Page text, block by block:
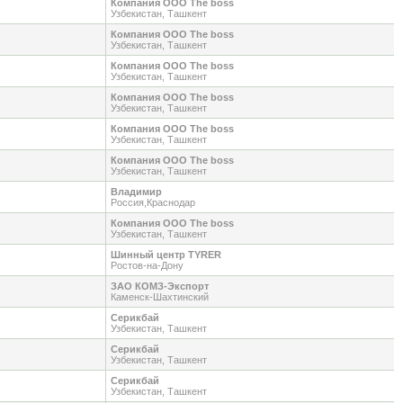
Компания ООО The boss
Узбекистан, Ташкент
Компания ООО The boss
Узбекистан, Ташкент
Компания ООО The boss
Узбекистан, Ташкент
Компания ООО The boss
Узбекистан, Ташкент
Компания ООО The boss
Узбекистан, Ташкент
Компания ООО The boss
Узбекистан, Ташкент
Владимир
Россия,Краснодар
Компания ООО The boss
Узбекистан, Ташкент
Шинный центр TYRER
Ростов-на-Дону
ЗАО КОМЗ-Экспорт
Каменск-Шахтинский
Серикбай
Узбекистан, Ташкент
Серикбай
Узбекистан, Ташкент
Серикбай
Узбекистан, Ташкент